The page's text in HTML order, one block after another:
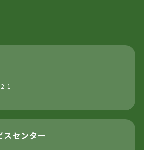
1
センター